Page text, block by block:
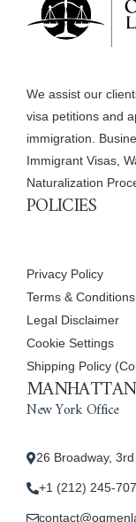
We assist our
visa petitions and
immigration.
Immigrant Visas,
Naturalization
POLICIES
Privacy Policy
Terms & Conditions
Legal Disclaimer
Cookie Settings
Shipping Policy
New York Office
26 Broadway,
+1 (212) 245-